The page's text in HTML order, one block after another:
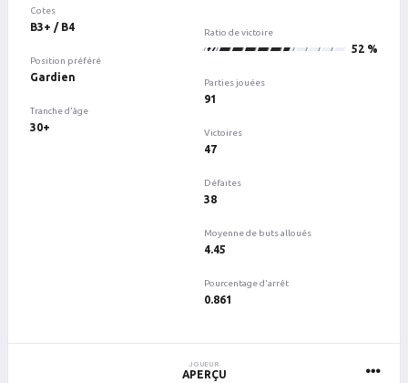
Cotes
B3+ / B4
Position préféré
Gardien
Tranche d'âge
30+
Ratio de victoire
47 52 %
Parties jouées
91
Victoires
47
Défaites
38
Moyenne de buts alloués
4.45
Pourcentage d'arrêt
0.861
JOUEUR
APERÇU